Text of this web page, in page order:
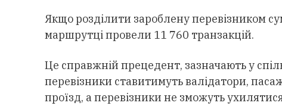
Якщо розділити зароблену перевізником
маршрутці провели 11 760 транзакцій.
Це справжній прецедент, зазначають у
перевізники ставитимуть валідатори,
проїзд, а перевізники не зможуть